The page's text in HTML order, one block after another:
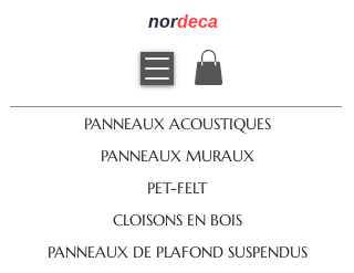
nordeca
PANNEAUX ACOUSTIQUES
PANNEAUX MURAUX
PET-FELT
CLOISONS EN BOIS
PANNEAUX DE PLAFOND SUSPENDUS